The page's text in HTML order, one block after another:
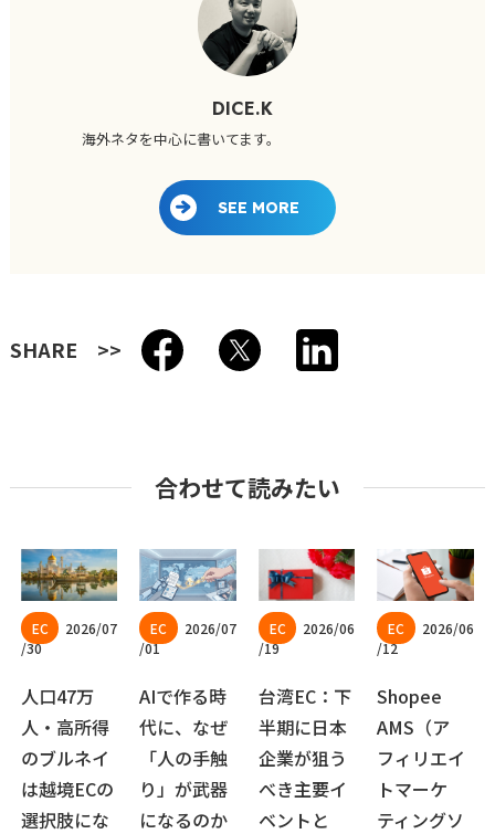
DICE.K
海外ネタを中心に書いてます。
SEE MORE
SHARE
合わせて読みたい
2026/07
/30
人口47万
人・高所得
のブルネイ
は越境ECの
選択肢にな
2026/07
/01
AIで作る時
代に、なぜ
「人の手触
り」が武器
になるのか
2026/06
/19
台湾EC：下
半期に日本
企業が狙う
べき主要イ
ベントと
2026/06
/12
Shopee
AMS（ア
フィリエイ
トマーケ
ティングソ